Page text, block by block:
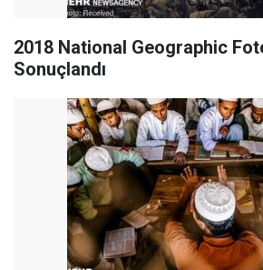
2018 National Geographic
Sonuçlandı